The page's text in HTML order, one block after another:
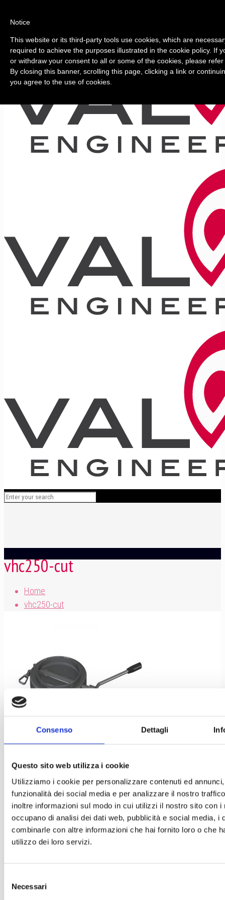
Consenso Dettagli
Questo sito web utilizza i cookie
Utilizziamo i cookie per personalizzare contenuti ed
funzionalità dei social media e per analizzare il nostro
inoltre informazioni sul modo in cui utilizzi il nostro sito con i
occupano di analisi dei dati web, pubblicità e social media, i
combinarle con altre informazioni che hai fornito loro o che
utilizzo dei loro servizi.
delNecessari
vhc250-cut
Home
vhc250-cut
Valve Engineering Srlis a specialist manufacturer of valves
for handling powders in the Pharmaceutical, fine chemical, food
and cosmetics industries. We are located near the town of
Lucca in Tuscany, Italy in an area renowned for its skilled
mechanical engineers and designers.
Notice
This website or its third-party tools use cookies, which are
required to achieve the purposes illustrated in the cookie policy. If
or withdraw your consent to all or some of the cookies, please
By closing this banner, scrolling this page, clicking a link or
you agree to the use of cookies.